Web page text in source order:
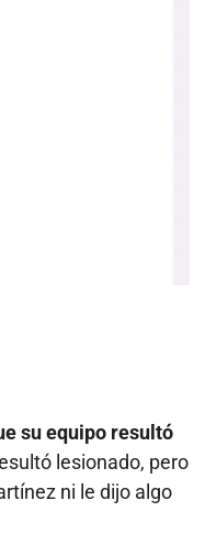
su equipo resultó
lesionado, pero
ni le dijo algo